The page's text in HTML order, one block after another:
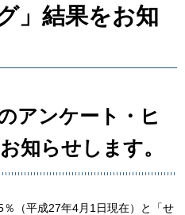
」結果をお知
アンケート・ヒ
知らせします。
（平成27年4月1日現在）と「せ